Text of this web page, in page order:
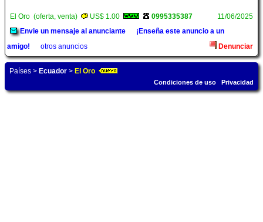
El Oro (oferta, venta) US$ 1.00 0995335387
11/06/2025
Envie un mensaje al anunciante
¡Enseña este anuncio a un
amigo!
otros anuncios Denunciar
Países > Ecuador > El Oro
Condiciones de uso Privacidad